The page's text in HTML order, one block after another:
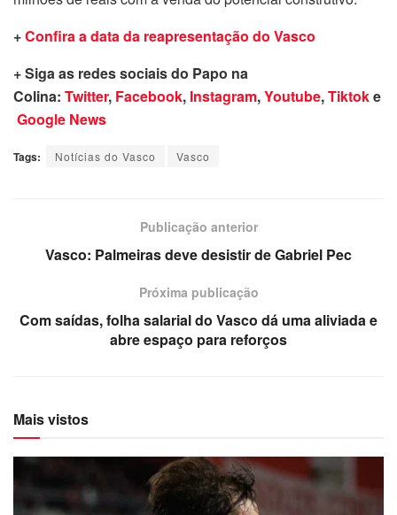
+Confira a data da reapresentação do Vasco
+ Siga as redes sociais do Papo na
Colina: Twitter, Facebook, Instagram,Youtube,Tiktoke
Google News
Tags: Notícias do Vasco Vasco
Publicação anterior
Vasco: Palmeiras deve desistir de Gabriel Pec
Próxima publicação
Com saídas, folha salarial do Vasco dá uma aliviada e
abre espaço para reforços
Mais vistos